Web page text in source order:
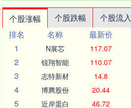
个股涨幅 个股跌幅 个股流入
排名
名称 最新价
1
N展芯 117.07
2 锐翔智能 110.07
3 志特新材 14.8
4 博腾股份 20.44
5 近岸蛋白 46.72